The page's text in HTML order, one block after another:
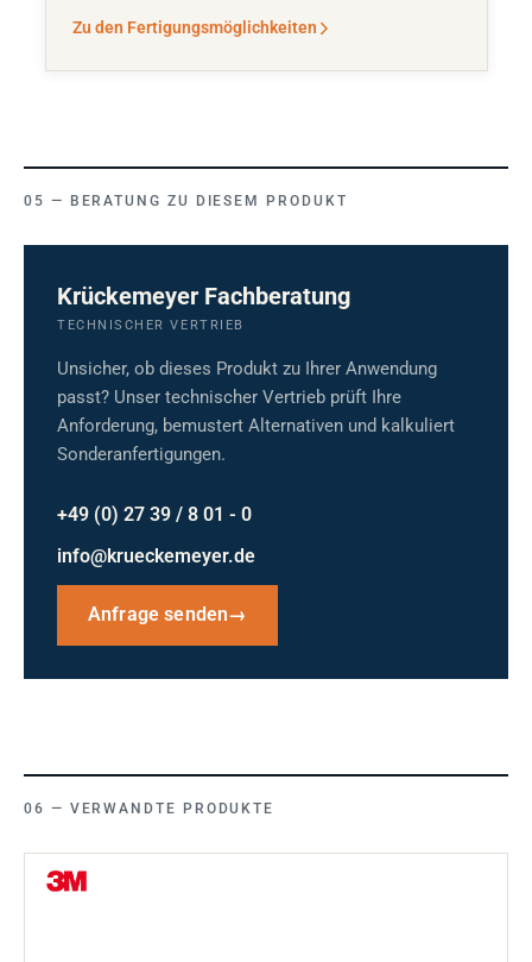
Zu den Fertigungsmöglichkeiten
BERATUNG ZU DIESEM PRODUKT
Krückemeyer Fachberatung
TECHNISCHER VERTRIEB
Unsicher, ob dieses Produkt zu Ihrer Anwendung
passt? Unser technischer Vertrieb prüft Ihre
Anforderung, bemustert Alternativen und kalkuliert
Sonderanfertigungen.
+49 (0) 27 39 / 8 01 - 0
info@krueckemeyer.de
Anfrage senden→
VERWANDTE PRODUKTE